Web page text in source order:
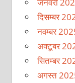
दिसम्बर
नवम्बर
अक्टूबर
सितम्बर
अगस्त